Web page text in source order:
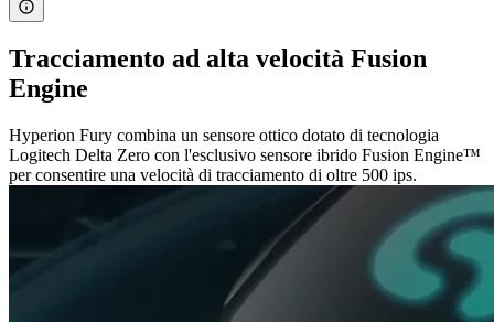
Tracciamento ad alta velocità Fusion
Engine
Hyperion Fury combina un sensore ottico dotato di tecnologia
Logitech Delta Zero con l'esclusivo sensore ibrido Fusion Engine™
per consentire una velocità di tracciamento di oltre 500 ips.